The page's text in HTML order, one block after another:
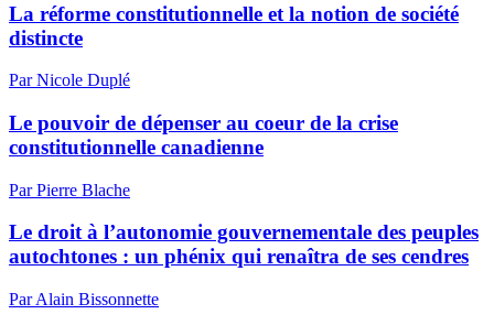
La réforme constitutionnelle et la notion de société
distincte
Par Nicole Duplé
Le pouvoir de dépenser au coeur de la crise
constitutionnelle canadienne
Par Pierre Blache
Le droit à l’autonomie gouvernementale des peuples
autochtones : un phénix qui renaîtra de ses cendres
Par Alain Bissonnette